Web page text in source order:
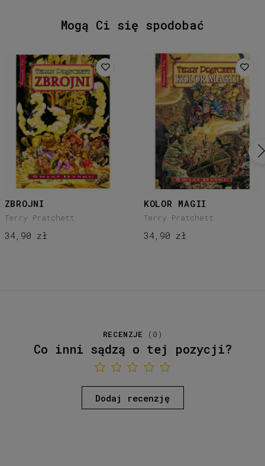
Mogą Ci się spodobać
ZBROJNI
Terry Pratchett
34,90 zł
KOLOR MAGII
Terry Pratchett
34,90 zł
RECENZJE ( 0 )
Co inni sądzą o tej pozycji?
Dodaj recenzję